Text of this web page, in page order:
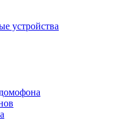
устройства